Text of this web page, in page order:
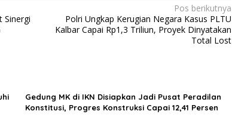
Sinergi
Pos berikutnya
Polri Ungkap Kerugian Negara Kasus PLTU
Kalbar Capai Rp1,3 Triliun, Proyek Dinyatakan
Total Lost
Gedung MK di IKN Disiapkan Jadi Pusat Peradilan
Konstitusi, Progres Konstruksi Capai 12,41 Persen